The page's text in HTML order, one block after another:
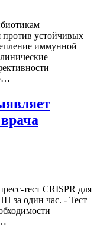
против устойчивых
иммунной
тест CRISPR для
за один час. - Тест